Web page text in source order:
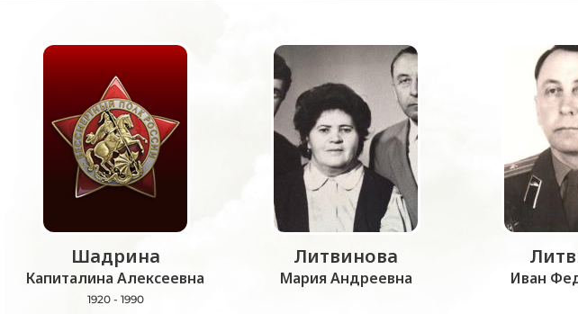
Шадрина
Капиталина Алексеевна
1920 - 1990
Литвинова
Мария Андреевна Иван